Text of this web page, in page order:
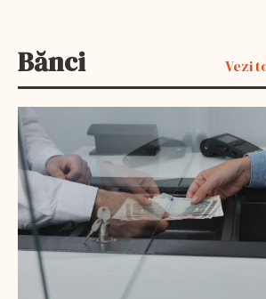
Bănci Vezi